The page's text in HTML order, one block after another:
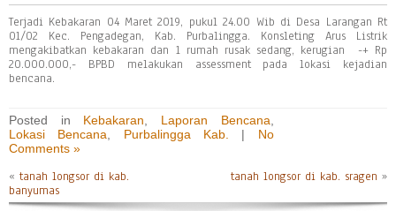
Terjadi Kebakaran 04 Maret 2019, pukul 24.00 Wib di Desa Larangan Rt
01/02 Kec. Pengadegan, Kab. Purbalingga. Konsleting Arus Listrik
mengakibatkan kebakaran dan 1 rumah rusak sedang, kerugian -+ Rp
20.000.000,- BPBD melakukan assessment pada lokasi kejadian
bencana.
Posted in Kebakaran Laporan Bencana
Lokasi Bencana
Purbalingga Kab. | No
Comments »
« tanah longsor di kab.
banyumas
tanah longsor di kab. sragen »